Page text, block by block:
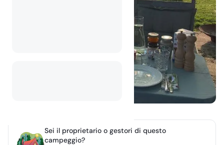
Sei il proprietario o gestori di questo
campeggio?